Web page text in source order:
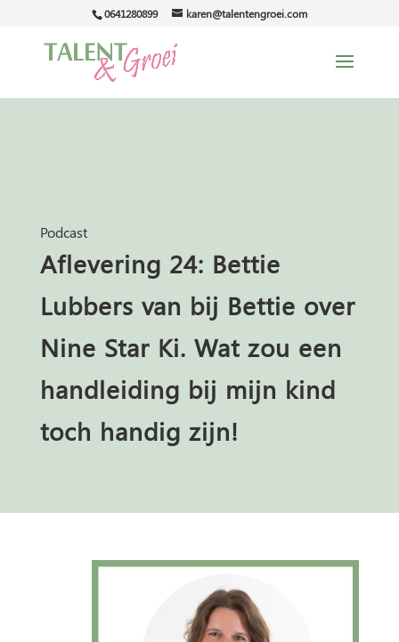
0641280899 karen@talentengroei.com
Podcast
Aflevering 24: Bettie
Lubbers van bij Bettie over
Nine Star Ki. Wat zou een
handleiding bij mijn kind
toch handig zijn!